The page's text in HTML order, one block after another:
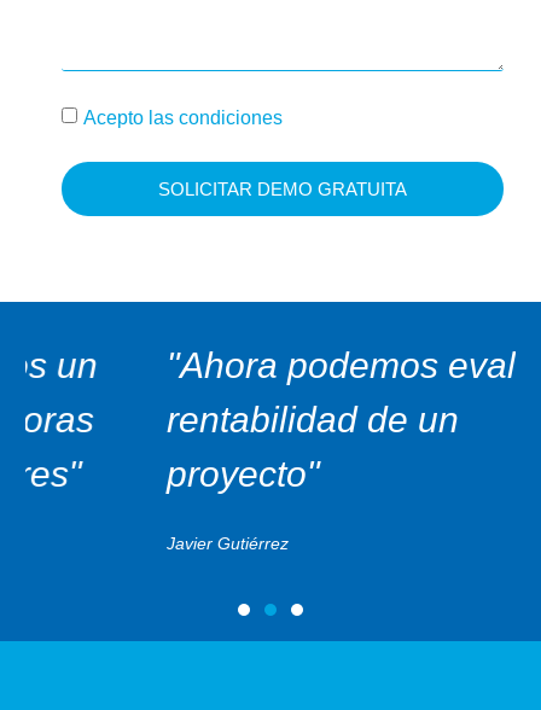
Acepto las condiciones
SOLICITAR DEMO GRATUITA
"Ahora podemos evaluar la
rentabilidad de un
proyecto"
Javier Gutiérrez